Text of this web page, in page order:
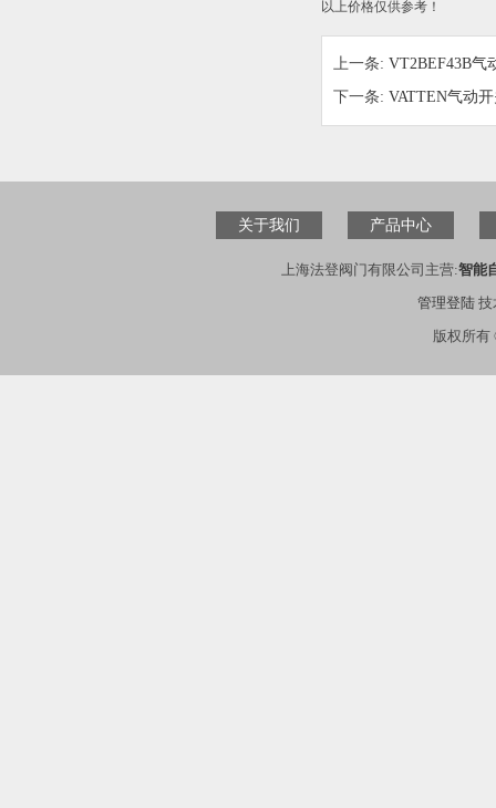
以上价格仅供参考！
上一条: VT2BEF43B气
下一条: VATTEN气动
关于我们 产品中心
上海法登阀门有限公司主营:智能
管理登陆技
版权所